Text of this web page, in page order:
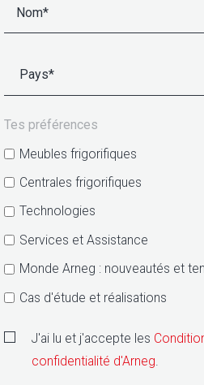
Tes préférences
Meubles frigorifiques
Centrales frigorifiques
Technologies
Services et Assistance
Monde Arneg : nouveautés et
Cas d'étude et réalisations
J'ai lu et j'accepte les
confidentialité d'Arneg